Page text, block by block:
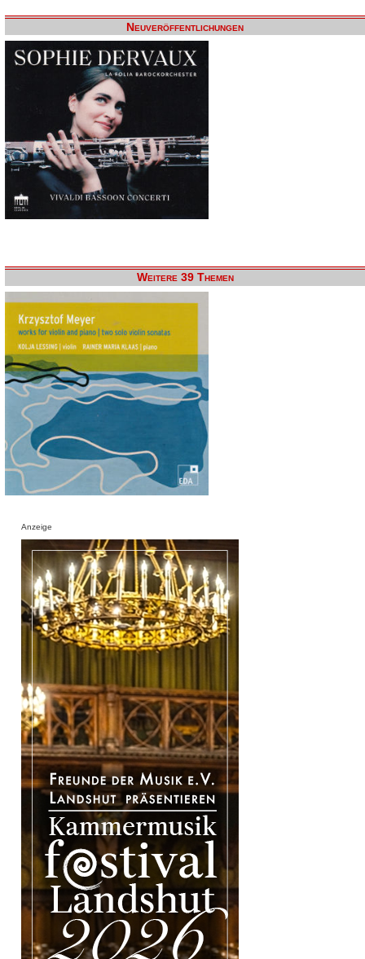
Neuveröffentlichungen
Weitere 39 Themen
Anzeige